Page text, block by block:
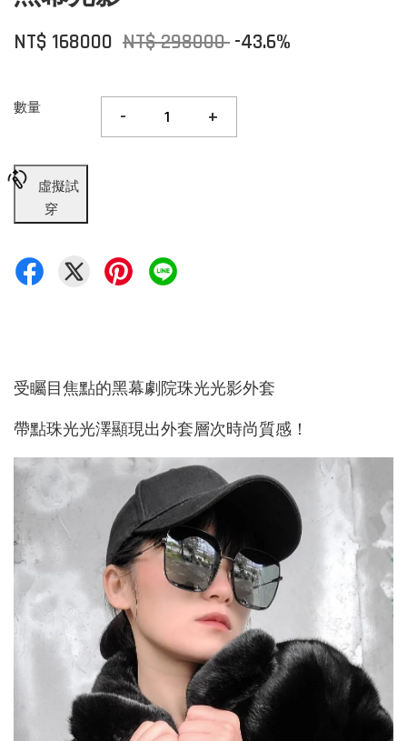
NT$ 168000 NT$ 298000 -43.6%
數量 - +
虛擬試
穿
受矚目焦點的黑幕劇院珠光光影外套
帶點珠光光澤顯現出外套層次時尚質感！